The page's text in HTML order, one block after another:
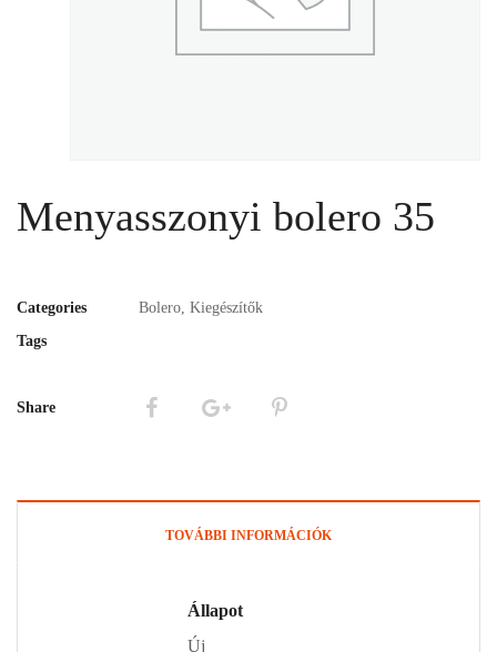
Menyasszonyi bolero 35
Categories Bolero, Kiegészítők
Tags
Share
TOVÁBBI INFORMÁCIÓK
Állapot
Új